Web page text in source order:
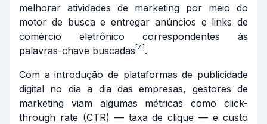
melhorar atividades de marketing por meio do
motor de busca e entregar anúncios e links de
comércio eletrônico correspondentes às
palavras-chave buscadas [4] .
Com a introdução de plataformas de publicidade
digital no dia a dia das empresas, gestores de
marketing viam algumas métricas como click-
through rate (CTR) — taxa de clique — e custo